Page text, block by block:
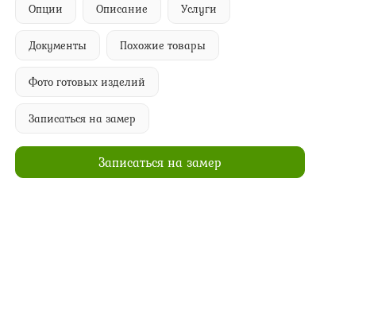
Опции Описание Услуги
Документы Похожие товары
Фото готовых изделий
Записаться на замер
Записаться на замер